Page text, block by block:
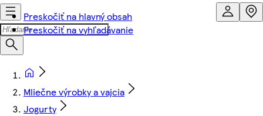
Preskočiť na hlavný obsah
Preskočiť na vyhľadávanie
Mliečne výrobky a vajcia
Jogurty